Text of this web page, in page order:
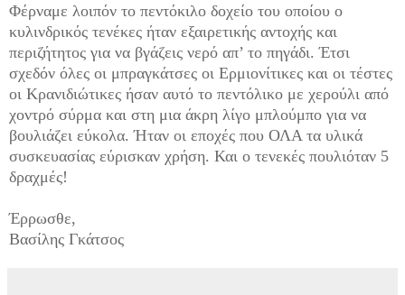
Φέρναμε λοιπόν το πεντόκιλο δοχείο του οποίου ο
κυλινδρικός τενέκες ήταν εξαιρετικής αντοχής και
περιζήτητος για να βγάζεις νερό απ’ το πηγάδι. Έτσι
σχεδόν όλες οι μπραγκάτσες οι Ερμιονίτικες και οι τέστες
οι Κρανιδιώτικες ήσαν αυτό το πεντόλικο με χερούλι από
χοντρό σύρμα και στη μια άκρη λίγο μπλούμπο για να
βουλιάζει εύκολα. Ήταν οι εποχές που ΟΛΑ τα υλικά
συσκευασίας εύρισκαν χρήση. Και ο τενεκές πουλιόταν 5
δραχμές!
Έρρωσθε,
Βασίλης Γκάτσος